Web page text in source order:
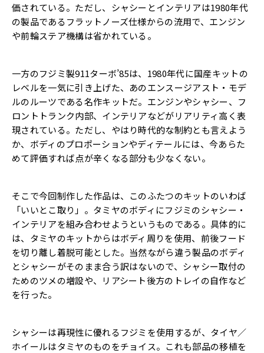
価されている。ただし、シャシーとインテリアは1980年代
の製品であるフラットノーズ仕様からの流用で、エンジン
や前輪ステア機構は省かれている。
一方のフジミ製911ターボ’85は、1980年代に国産キットの
レベルを一気に引き上げた、あのエンスージアスト・モデ
ルのルーツである名作キットだ。エンジンやシャシー、フ
ロントトランク内部、インテリアなどがリアリティ高く表
現されている。ただし、やはり時代的な制約とも言えよう
か、ボディのプロポーションやディテールには、今あらた
めて評価すれば点が辛くなる部分も少なくない。
そこで今回制作した作品は、このふたつのキットのいわば
「いいとこ取り」。タミヤのボディにフジミのシャシー・
インテリアを組み合わせようというものである。具体的に
は、タミヤのキットからはボディ周りを使用、前後フード
を切り離し着脱可能とした。当然ながら違う製品のボディ
とシャシーがそのまま合う訳はないので、シャシー取付の
ためのツメの増設や、リアシート後方のトレイの自作など
を行った。
シャシーは再現性に優れるフジミを使用するが、タイヤ／
ホイールはタミヤのものをチョイス。これも部品の移植を